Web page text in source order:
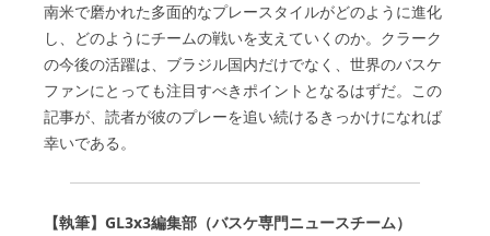
南米で磨かれた多面的なプレースタイルがどのように進化
し、どのようにチームの戦いを支えていくのか。クラーク
の今後の活躍は、ブラジル国内だけでなく、世界のバスケ
ファンにとっても注目すべきポイントとなるはずだ。この
記事が、読者が彼のプレーを追い続けるきっかけになれば
幸いである。
【執筆】GL3x3編集部（バスケ専門ニュースチーム）